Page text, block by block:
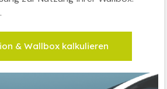
& Wallbox kalkulieren